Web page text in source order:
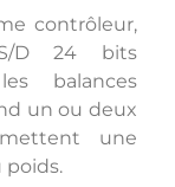
contrôleur,
D 24 bits
balances
un ou deux
une
poids.